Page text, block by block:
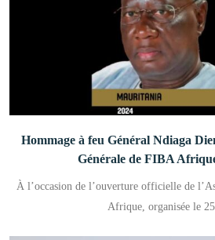
Hommage à feu Général Ndiaga
Générale de FIBA
À l’occasion de l’ouverture officielle de
Afrique, organisée le